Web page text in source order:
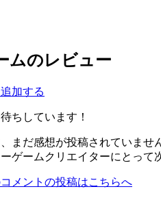
ムのレビュー
加する
ちしています！
まだ感想が投稿されていませ
ゲームクリエイターにとって
メントの投稿はこちらへ